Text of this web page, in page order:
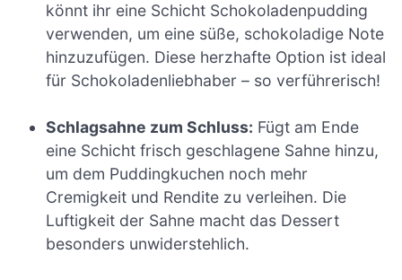
könnt ihr eine Schicht Schokoladenpudding
verwenden, um eine süße, schokoladige Note
hinzuzufügen. Diese herzhafte Option ist ideal
für Schokoladenliebhaber – so verführerisch!
Schlagsahne zum Schluss: Fügt am Ende
eine Schicht frisch geschlagene Sahne hinzu,
um dem Puddingkuchen noch mehr
Cremigkeit und Rendite zu verleihen. Die
Luftigkeit der Sahne macht das Dessert
besonders unwiderstehlich.